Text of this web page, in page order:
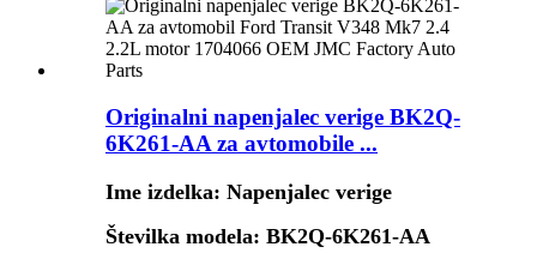
Originalni napenjalec verige BK2Q-
6K261-AA za avtomobile ...
Ime izdelka: Napenjalec verige
Številka modela: BK2Q-6K261-AA